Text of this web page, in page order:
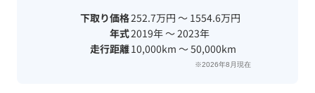
下取り価格252.7万円 〜 1554.6万円
年式2019年 〜 2023年
走行距離10,000km 〜 50,000km
※2026年8月現在